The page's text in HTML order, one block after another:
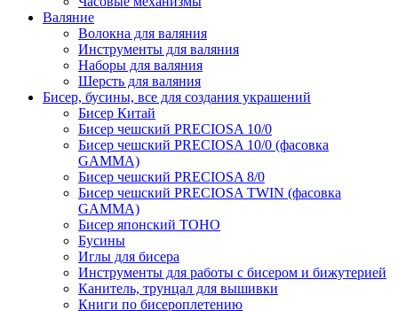
Валяние
Волокна для валяния
Инструменты для валяния
Наборы для валяния
Шерсть для валяния
Бисер, бусины, все для создания украшений
Бисер Китай
Бисер чешский PRECIOSA 10/0
Бисер чешский PRECIOSA 10/0 (фасовка
GAMMA)
Бисер чешский PRECIOSA 8/0
Бисер чешский PRECIOSA TWIN (фасовка
GAMMA)
Бисер японский TOHO
Бусины
Иглы для бисера
Инструменты для работы с бисером и бижутерией
Канитель, трунцал для вышивки
Книги по бисероплетению